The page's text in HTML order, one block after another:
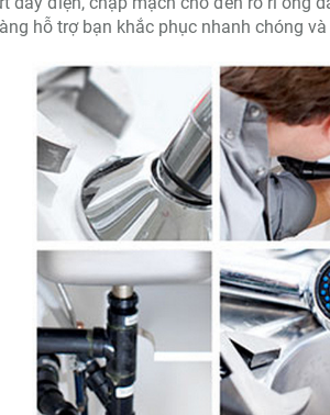
hỗ trợ bạn khắc phục nhanh chóng